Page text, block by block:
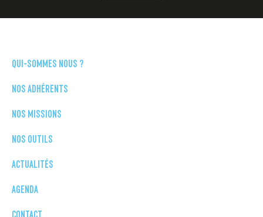
QUI-SOMMES NOUS ?
NOS ADHÉRENTS
NOS MISSIONS
NOS OUTILS
ACTUALITÉS
AGENDA
CONTACT